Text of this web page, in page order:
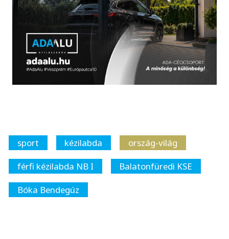
sport kézilabda
ország-világ
férfi kézilabda NB I
Balatonfüredi KSE
Bóka Bendegúz